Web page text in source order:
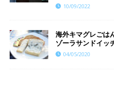
10/09/2022
海外キマグレごは
ゾーラサンドイッ
04/05/2020